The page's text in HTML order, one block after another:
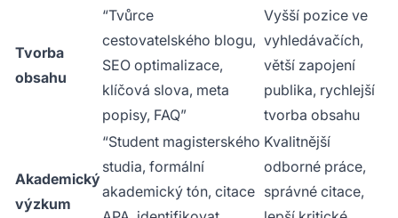
Tvorba
obsahu
“Tvůrce
cestovatelského blogu,
SEO optimalizace,
klíčová slova, meta
popisy, FAQ”
Vyšší pozice ve
vyhledávačích,
větší zapojení
publika, rychlejší
tvorba obsahu
Akademický
výzkum
“Student magisterského
studia, formální
akademický tón, citace
Kvalitnější
odborné práce,
správné citace,